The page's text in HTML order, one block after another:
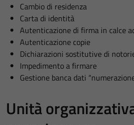
Cambio di residenza
Carta di identità
Autenticazione di firma in calce
Autenticazione copie
Dichiarazioni sostitutive di
Impedimento a firmare
Gestione banca dati
Unità